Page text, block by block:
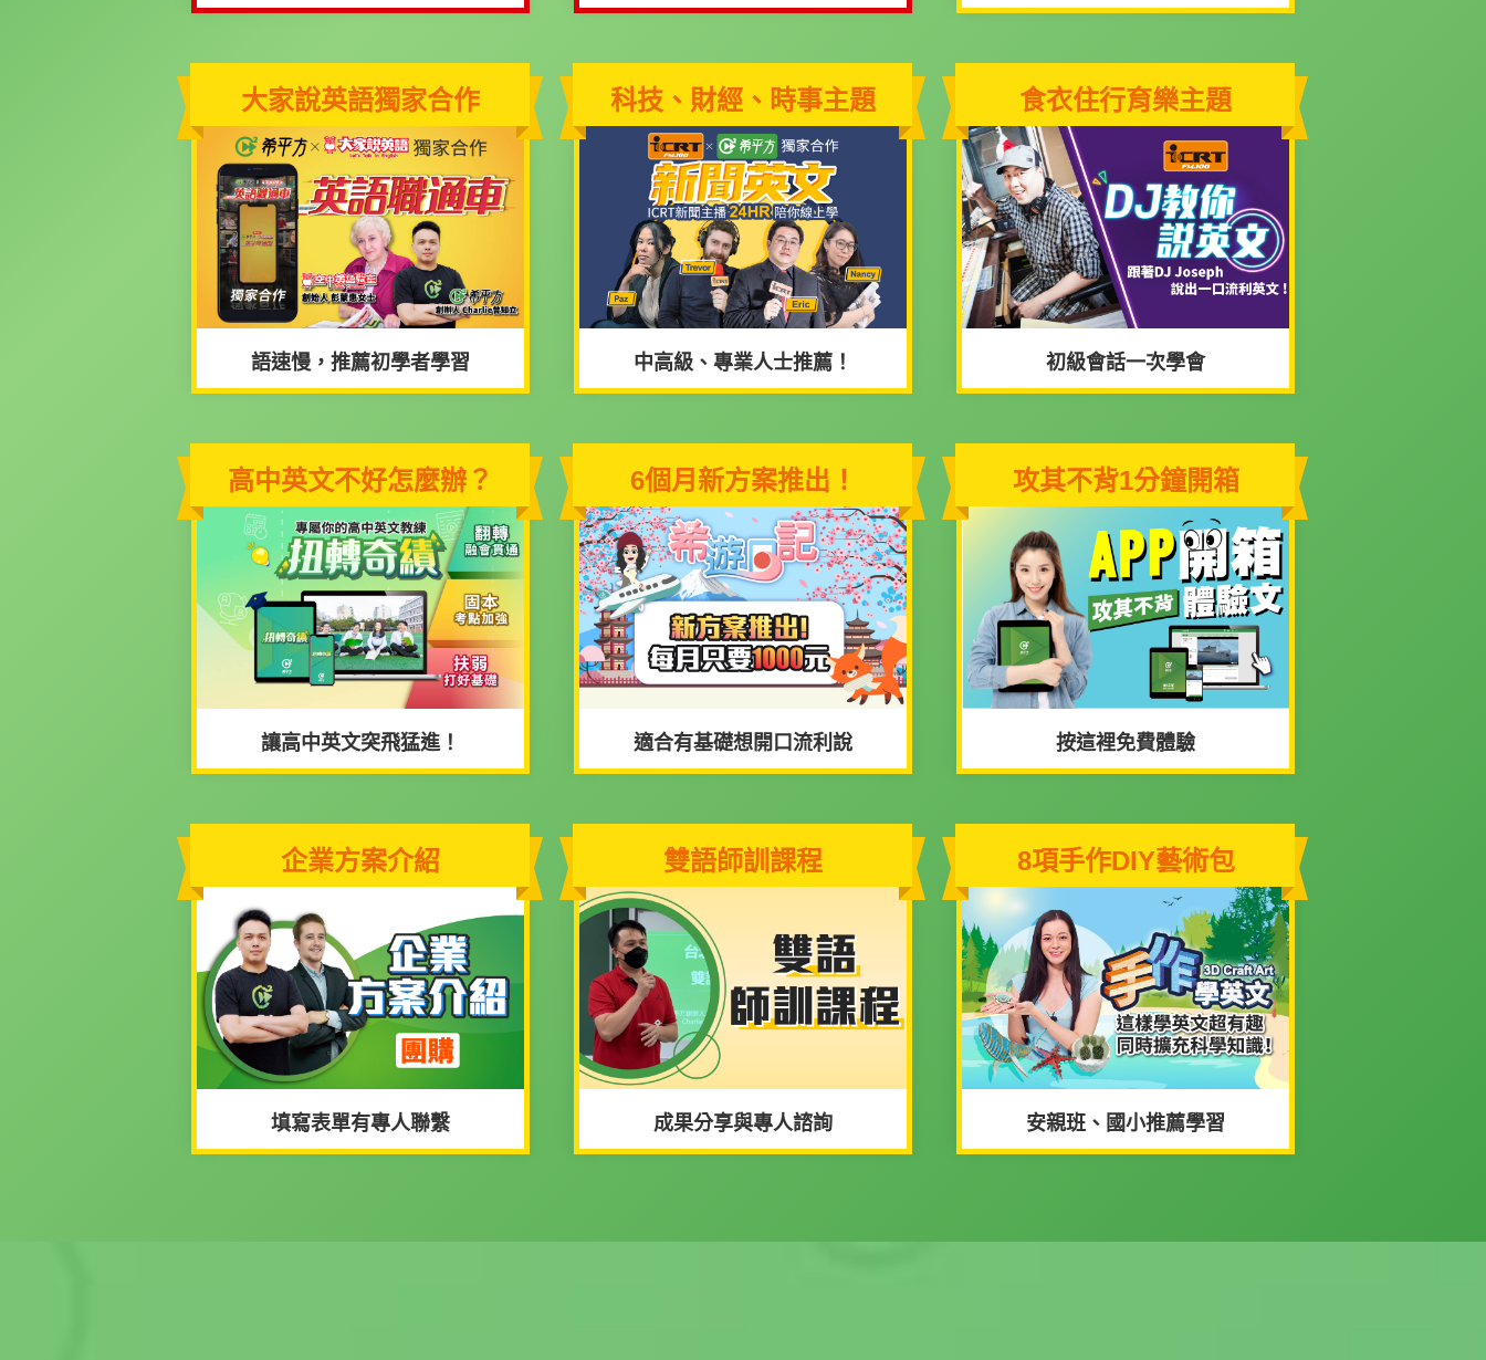
大家說英語獨家合作
語速慢，推薦初學者學習
科技、財經、時事主題
中高級、專業人士推薦！
食衣住行育樂主題
初級會話一次學會
高中英文不好怎麼辦？
讓高中英文突飛猛進！
6個月新方案推出！
適合有基礎想開口流利說
攻其不背1分鐘開箱
按這裡免費體驗
企業方案介紹
填寫表單有專人聯繫
雙語師訓課程
成果分享與專人諮詢
8項手作DIY藝術包
安親班、國小推薦學習